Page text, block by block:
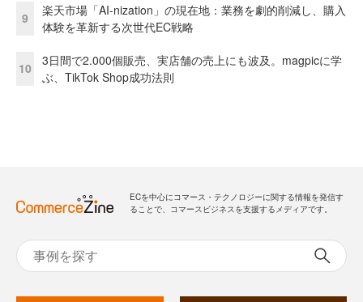
9
楽天市場「AI-nization」の現在地：業務を劇的削減し、購入
体験を革新する次世代EC戦略
10
3日間で2.000個販売、実店舗の売上にも波及。magpicに学
ぶ、TikTok Shop成功法則
ECを中心にコマース・テクノロジーに関する情報を発信す
ることで、コマースビジネスを支援するメディアです。